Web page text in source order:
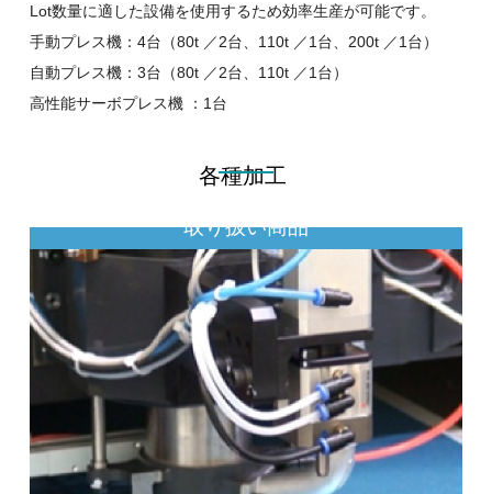
Lot数量に適した設備を使用するため効率生産が可能です。
手動プレス機：4台（80t ／2台、110t ／1台、200t ／1台）
自動プレス機：3台（80t ／2台、110t ／1台）
高性能サーボプレス機 ：1台
各種加工
取り扱い商品